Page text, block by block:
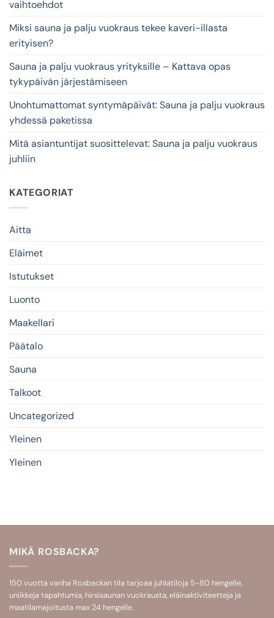
vaihtoehdot
Miksi sauna ja palju vuokraus tekee kaveri-illasta
erityisen?
Sauna ja palju vuokraus yrityksille – Kattava opas
tykypäivän järjestämiseen
Unohtumattomat syntymäpäivät: Sauna ja palju vuokraus
yhdessä paketissa
Mitä asiantuntijat suosittelevat: Sauna ja palju vuokraus
juhliin
KATEGORIAT
Aitta
Eläimet
Istutukset
Luonto
Maakellari
Päätalo
Sauna
Talkoot
Uncategorized
Yleinen
Yleinen
MIKÄ ROSBACKA?
150 vuotta vanha Rosbackan tila tarjoaa juhlatiloja 5-80 hengelle,
uniikkeja tapahtumia, hirsisaunanvuokrausta,eläinaktiviteetteja ja
maatilamajoitusta max 24 hengelle.